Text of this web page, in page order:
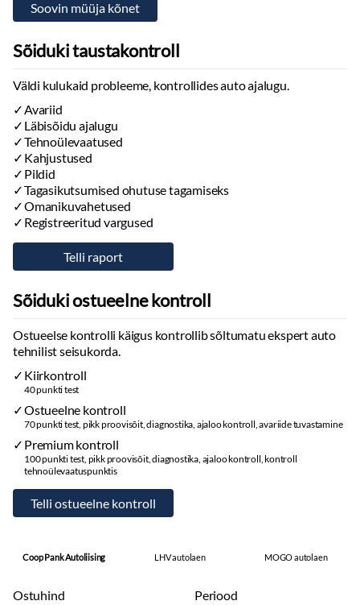
Sõiduki taustakontroll
Väldi kulukaid probleeme, kontrollides auto ajalugu.
Avariid
Läbisõidu ajalugu
Tehnoülevaatused
Kahjustused
Pildid
Tagasikutsumised ohutuse tagamiseks
Omanikuvahetused
Registreeritud vargused
Sõiduki ostueelne kontroll
Ostueelse kontrolli käigus kontrollib sõltumatu ekspert auto
tehnilist seisukorda.
Kiirkontroll
40 punkti test
Ostueelne kontroll
70 punkti test, pikk proovisõit, diagnostika, ajaloo kontroll, avariide tuvastamine
Premium kontroll
100 punkti test, pikk proovisõit, diagnostika, ajaloo kontroll, kontroll
tehnoülevaatuspunktis
Coop Pank Autoliising LHV autolaen MOGO autolaen
Ostuhind
Periood